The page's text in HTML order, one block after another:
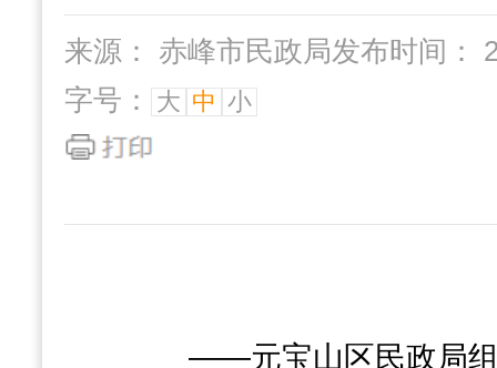
来源： 赤峰市民政局发布时间：
字号：
大 中 小
——元宝山区民政局组织